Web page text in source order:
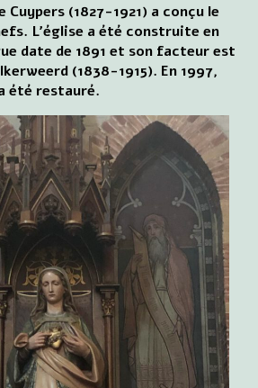
(1827-1921) a conçu le
L'église a été construite en
date de 1891 et son facteur est
(1838-1915). En 1997,
été restauré.